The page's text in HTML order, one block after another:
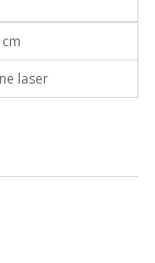
laser